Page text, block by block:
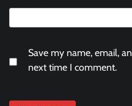
Save my name, email,
next time I comment.